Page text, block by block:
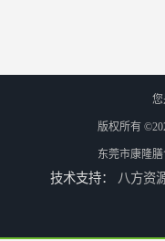
版权所有
东莞市康隆
技术支持： 八方资